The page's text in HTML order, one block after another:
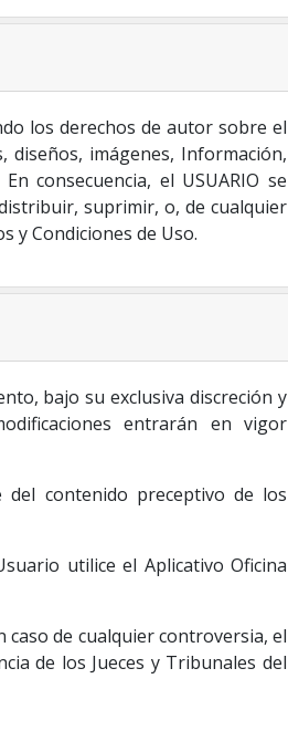
los derechos de autor sobre el
imágenes, Información,
consecuencia, el USUARIO se
suprimir, o, de cualquier
y Condiciones de Uso.
bajo su exclusiva discreción y
entrarán en vigor
contenido preceptivo de los
utilice el Aplicativo Oficina
caso de cualquier controversia, el
de los Jueces y Tribunales del